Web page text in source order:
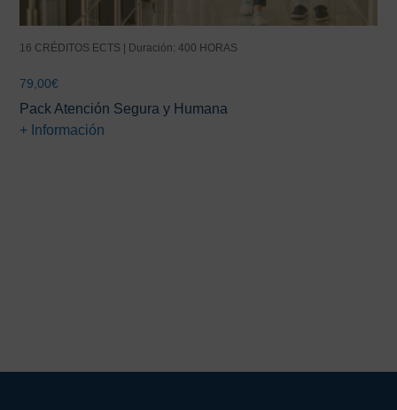
16 CRÉDITOS ECTS | Duración: 400 HORAS
79,00€
Pack Atención Segura y Humana
+ Información